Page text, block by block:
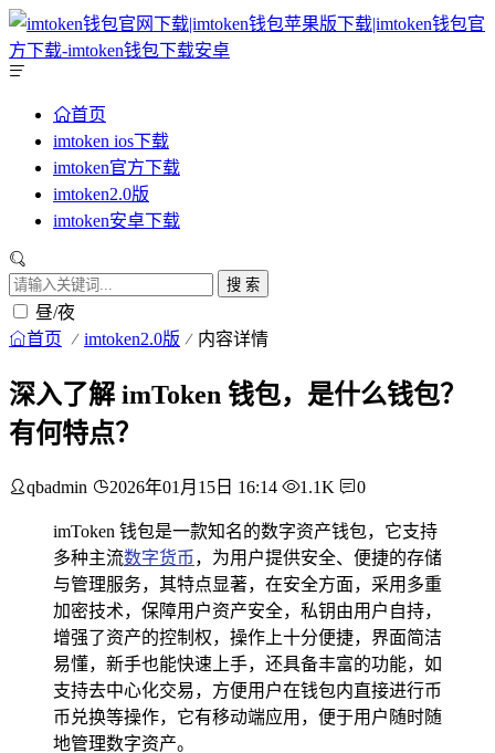
首页
imtoken ios下载
imtoken官方下载
imtoken2.0版
imtoken安卓下载
搜 索
昼/夜
首页 imtoken2.0版 内容详情
深入了解 imToken 钱包，是什么钱包？
有何特点？
qbadmin 2026年01月15日 16:14 1.1K 0
imToken 钱包是一款知名的数字资产钱包，它支持
多种主流数字货币 ，为用户提供安全、便捷的存储
与管理服务，其特点显著，在安全方面，采用多重
加密技术，保障用户资产安全，私钥由用户自持，
增强了资产的控制权，操作上十分便捷，界面简洁
易懂，新手也能快速上手，还具备丰富的功能，如
支持去中心化交易，方便用户在钱包内直接进行币
币兑换等操作，它有移动端应用，便于用户随时随
地管理数字资产。